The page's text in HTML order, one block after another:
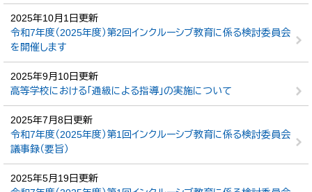
2025年10月1日更新
令和7年度（2025年度）第2回インクルーシブ教育に係る検討委員会
を開催します
2025年9月10日更新
高等学校における「通級による指導」の実施について
2025年7月8日更新
令和7年度（2025年度）第1回インクルーシブ教育に係る検討委員会
議事録（要旨）
2025年5月19日更新